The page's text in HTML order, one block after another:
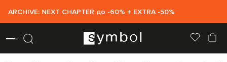
ARCHIVE: NEXT CHAPTER до -60% + EXTRA -50%